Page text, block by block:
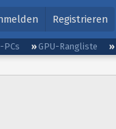
Registrieren
PCs GPU-Rangliste